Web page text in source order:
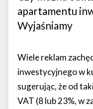
apartamentu
Wyjaśniamy
Wiele reklam
inwestycyjnego w
sugerując, że od
VAT (8 lub 23%, w